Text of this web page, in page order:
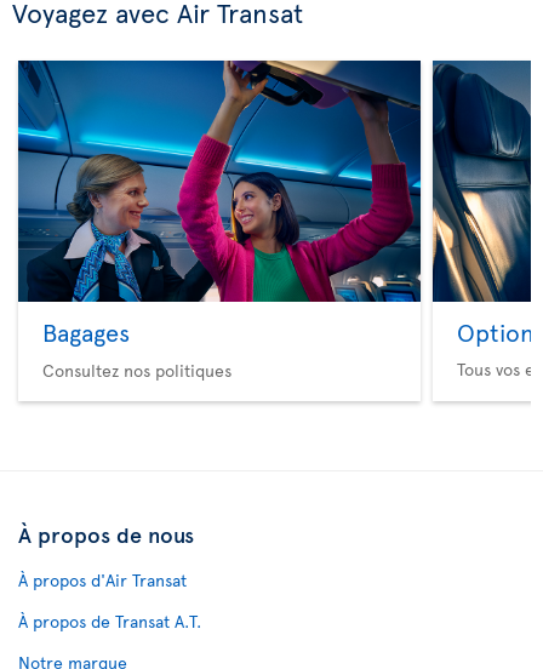
Voyagez avec Air Transat
Bagages
Consultez nos politiques
Option
Tous vos
À propos de nous
À propos d'Air Transat
À propos de Transat A.T.
Notre marque